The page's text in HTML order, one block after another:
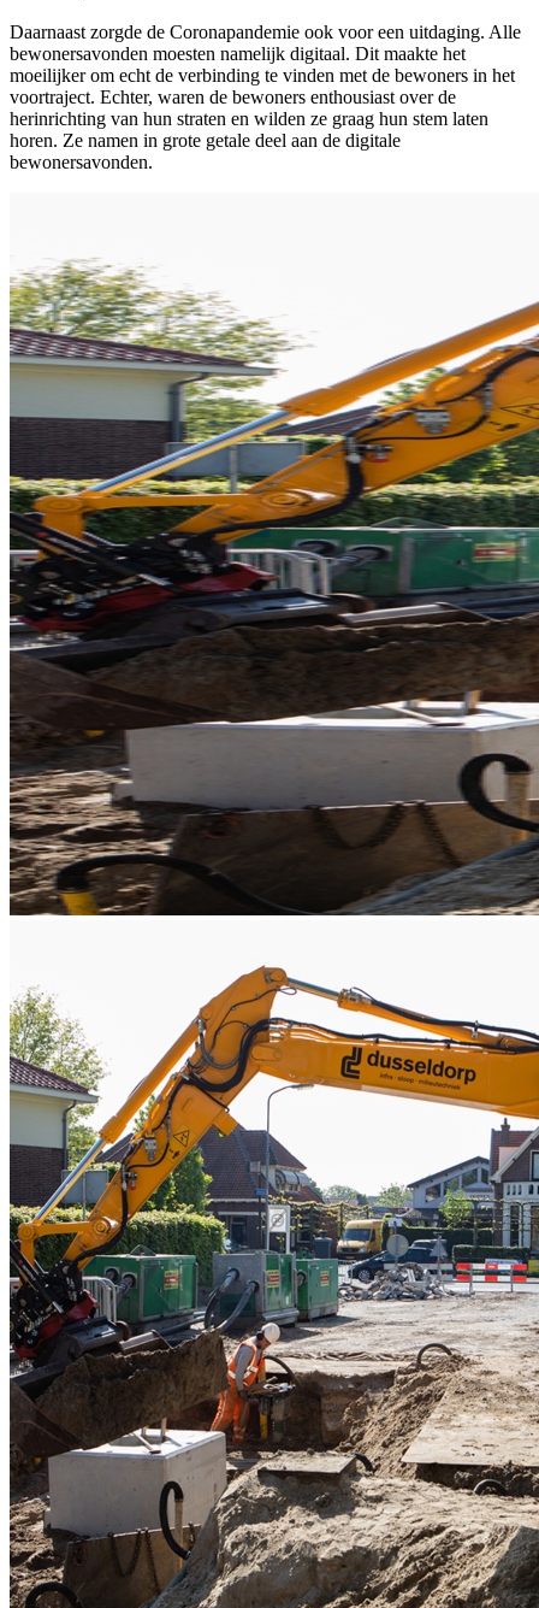
Daarnaast zorgde de Coronapandemie ook voor een uitdaging. Alle
bewonersavonden moesten namelijk digitaal. Dit maakte het
moeilijker om echt de verbinding te vinden met de bewoners in het
voortraject. Echter, waren de bewoners enthousiast over de
herinrichting van hun straten en wilden ze graag hun stem laten
horen. Ze namen in grote getale deel aan de digitale
bewonersavonden.